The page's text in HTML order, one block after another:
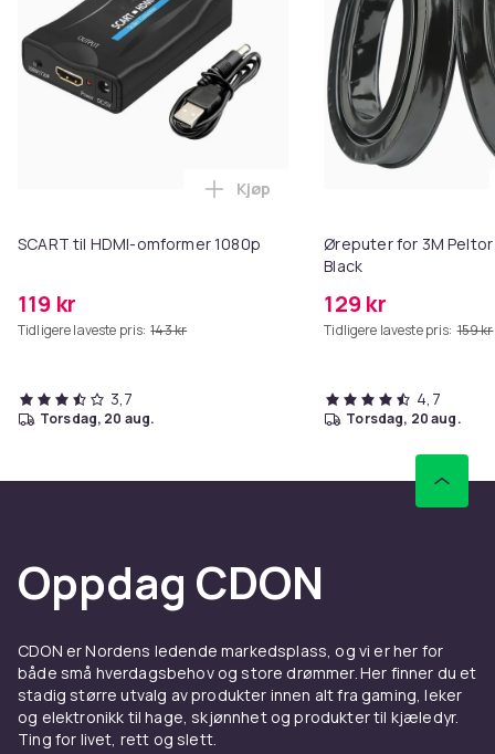
SCART til HDMI-omformer 1080p
119 kr
Tidligere laveste pris: 143 kr
Legg SCART til HDMI-omformer
Kjøp
3,7
torsdag, 20 aug.
Øreputer for 3M Peltor
Black
129 kr
Tidligere laveste pris: 159 kr
4,7
torsdag, 20 aug.
Oppdag CDON
CDON er Nordens ledende markedsplass, og vi er her for
både små hverdagsbehov og store drømmer. Her finner du et
stadig større utvalg av produkter innen alt fra gaming, leker
og elektronikk til hage, skjønnhet og produkter til kjæledyr.
Ting for livet, rett og slett.